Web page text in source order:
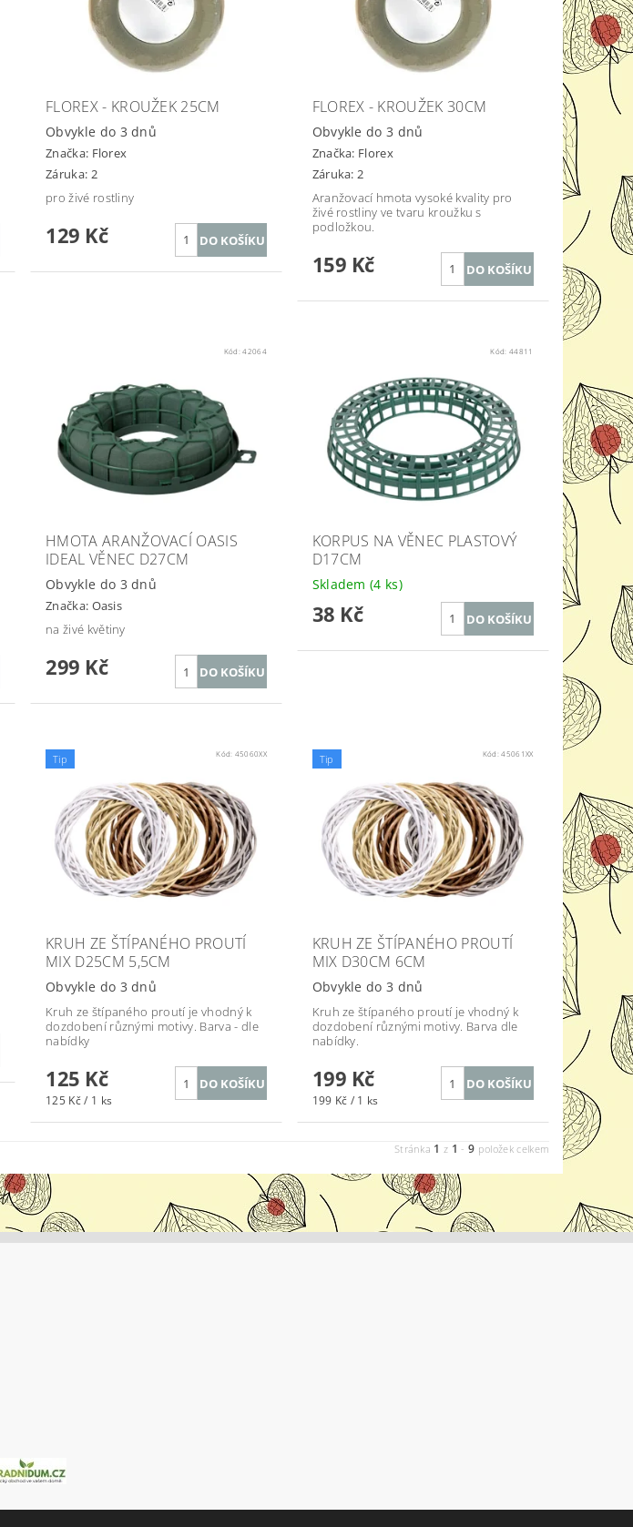
FLOREX - KROUŽEK 25CM
Obvykle do 3 dnů
Značka: Florex
Záruka: 2
pro živé rostliny
129 Kč
FLOREX - KROUŽEK 30CM
Obvykle do 3 dnů
Značka: Florex
Záruka: 2
Aranžovací hmota vysoké kvality pro
živé rostliny ve tvaru kroužku s
podložkou.
159 Kč
Kód:42064
HMOTA ARANŽOVACÍ OASIS
IDEAL VĚNEC D27CM
Obvykle do 3 dnů
Značka: Oasis
na živé květiny
299 Kč
Kód:44811
KORPUS NA VĚNEC PLASTOVÝ
D17CM
Skladem(4 ks)
38 Kč
Tip Kód: 45060XX
KRUH ZE ŠTÍPANÉHO PROUTÍ
MIX D25CM 5,5CM
Obvykle do 3 dnů
Kruh ze štípaného proutí je vhodný k
dozdobení různými motivy. Barva - dle
nabídky
125 Kč
125 Kč / 1 ks
Tip Kód:45061XX
KRUH ZE ŠTÍPANÉHO PROUTÍ
MIX D30CM 6CM
Obvykle do 3 dnů
Kruh ze štípaného proutí je vhodný k
dozdobení různými motivy. Barva dle
nabídky.
199 Kč
199 Kč / 1 ks
Stránka 1 z 1 -9 položek celkem